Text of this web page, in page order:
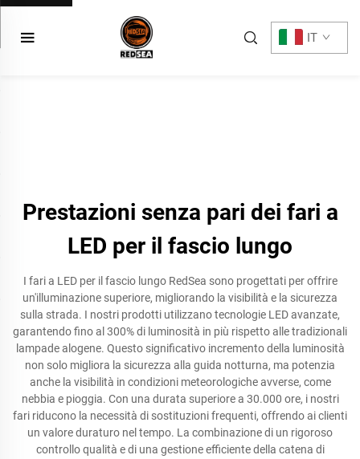
IT
Prestazioni senza pari dei fari a
LED per il fascio lungo
I fari a LED per il fascio lungo RedSea sono progettati per offrire
un'illuminazione superiore, migliorando la visibilità e la sicurezza
sulla strada. I nostri prodotti utilizzano tecnologie LED avanzate,
garantendo fino al 300% di luminosità in più rispetto alle tradizionali
lampade alogene. Questo significativo incremento della luminosità
non solo migliora la sicurezza alla guida notturna, ma potenzia
anche la visibilità in condizioni meteorologiche avverse, come
nebbia e pioggia. Con una durata superiore a 30.000 ore, i nostri
fari riducono la necessità di sostituzioni frequenti, offrendo ai clienti
un valore duraturo nel tempo. La combinazione di un rigoroso
controllo qualità e di una gestione efficiente della catena di